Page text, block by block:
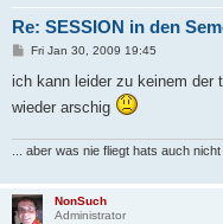
Re: SESSION in den
P
s
Fri Jan 30, 2009 19:45
ich kann leider zu keinem der
wieder arschig
... aber was nie fliegt hats auch
NonSuch
Administrator